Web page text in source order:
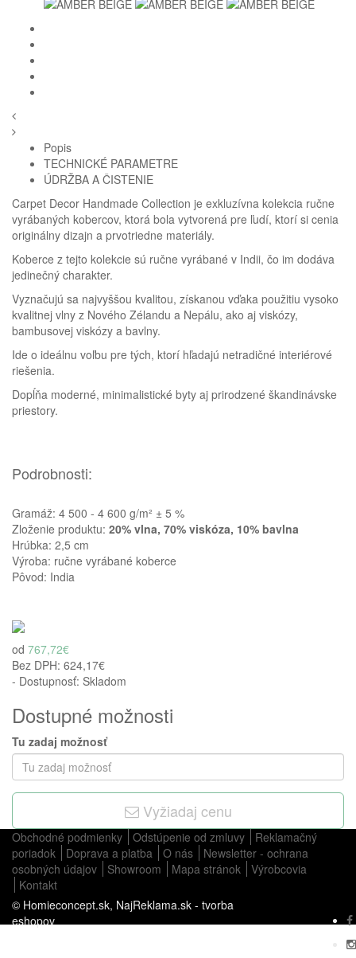
Popis
TECHNICKÉ PARAMETRE
ÚDRŽBA A ČISTENIE
Carpet Decor Handmade Collection je exkluzívna kolekcia ručne
vyrábaných kobercov, ktorá bola vytvorená pre ľudí, ktorí si cenia
originálny dizajn a prvotriedne materiály.
Koberce z tejto kolekcie sú ručne vyrábané v Indii, čo im dodáva
jedinečný charakter.
Vyznačujú sa najvyššou kvalitou, získanou vďaka použitiu vysoko
kvalitnej vlny z Nového Zélandu a Nepálu, ako aj viskózy,
bambusovej viskózy a bavlny.
Ide o ideálnu voľbu pre tých, ktorí hľadajú netradičné interiérové ​​
riešenia.
Dopĺňa moderné, minimalistické byty aj prirodzené škandinávske
priestory.
Podrobnosti:
Gramáž: 4 500 - 4 600 g/m² ± 5 %
Zloženie produktu: 20% vlna, 70% viskóza, 10% bavlna
Hrúbka: 2,5 cm
Výroba: ručne vyrábané koberce
Pôvod: India
od 767,72€
Bez DPH: 624,17€
- Dostupnosť: Skladom
Dostupné možnosti
Tu zadaj možnosť
Vyžiadaj cenu
Obchodné podmienky Odstúpenie od zmluvy
Reklamačný
poriadok
Doprava a platba O nás
Newsletter - ochrana
osobných údajov
Showroom Mapa stránok
Výrobcovia
Kontakt
© Homieconcept.sk, NajReklama.sk - tvorba
eshopov
ODBORNÝ PORADCA